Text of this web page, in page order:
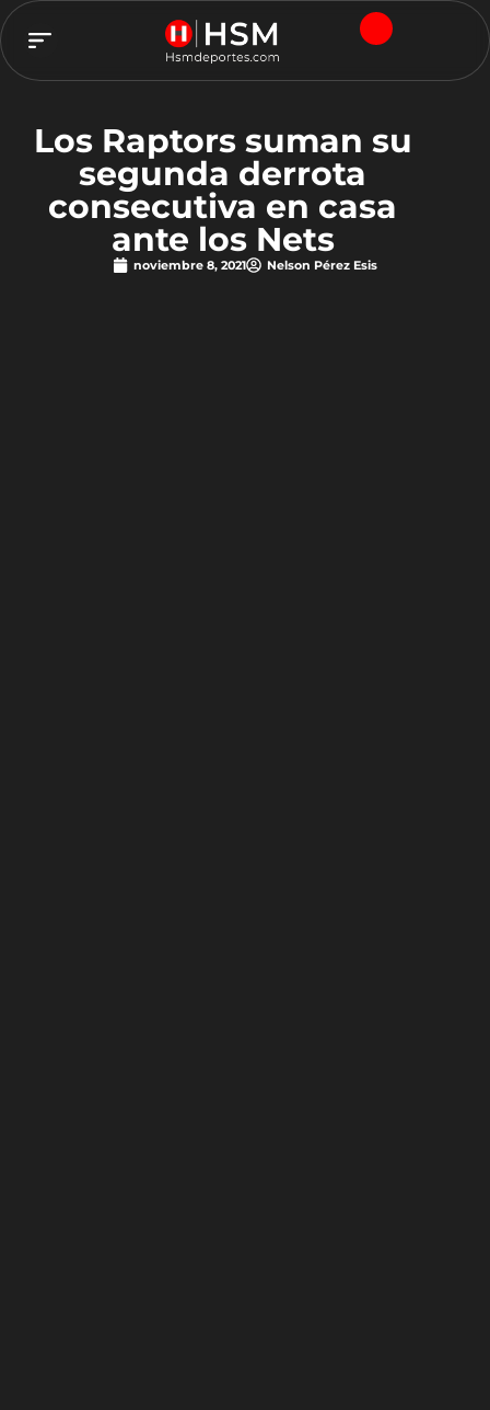
Los Raptors suman su
segunda derrota
consecutiva en casa
ante los Nets
noviembre 8, 2021 Nelson Pérez Esis